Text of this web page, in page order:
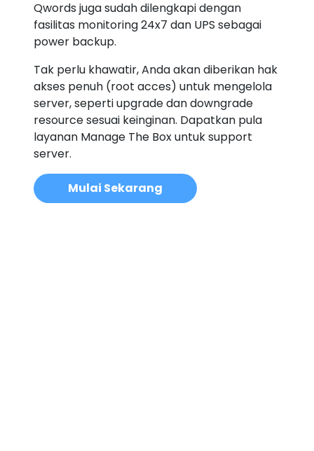
Qwords juga sudah dilengkapi dengan
fasilitas monitoring 24x7 dan UPS sebagai
power backup.
Tak perlu khawatir, Anda akan diberikan hak
akses penuh (root acces) untuk mengelola
server, seperti upgrade dan downgrade
resource sesuai keinginan. Dapatkan pula
layanan Manage The Box untuk support
server.
Mulai Sekarang